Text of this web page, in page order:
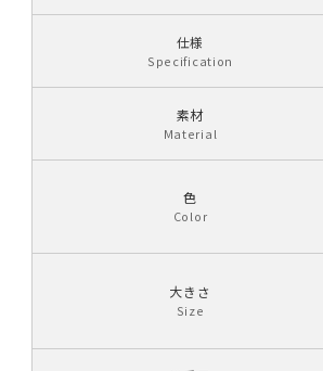
仕様
Specification
素材
Material
色
Color
大きさ
Size